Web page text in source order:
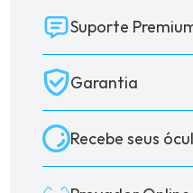
Suporte
Garantia
Recebe seus